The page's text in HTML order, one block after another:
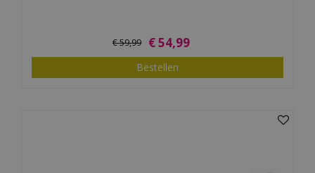
€59,99 €54,99
Bestellen